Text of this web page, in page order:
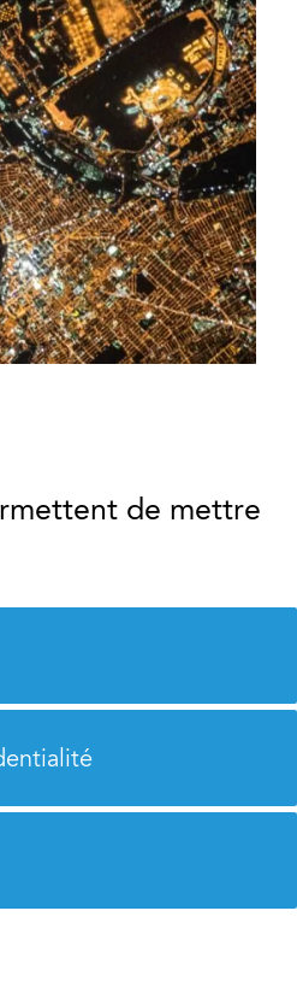
de mettre